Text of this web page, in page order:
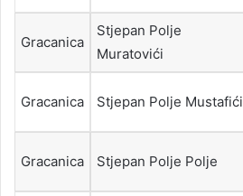
Gracanica
Stjepan Polje
Muratovići
Gracanica Stjepan Polje Mustafići
Gracanica Stjepan Polje Polje